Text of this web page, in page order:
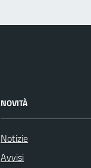
NOVITÀ
Notizie
Avvisi